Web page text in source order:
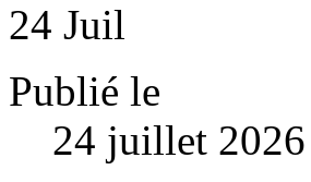
24 Juil
Publié le
24 juillet 2026